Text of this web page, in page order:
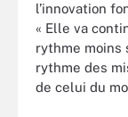
l’innovation
« Elle va
rythme moins
rythme des
de celui du